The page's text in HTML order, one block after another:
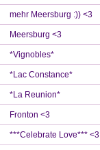
mehr Meersburg :)) <3
Meersburg <3
*Vignobles*
*Lac Constance*
*La Reunion*
Fronton <3
***Celebrate Love*** <3